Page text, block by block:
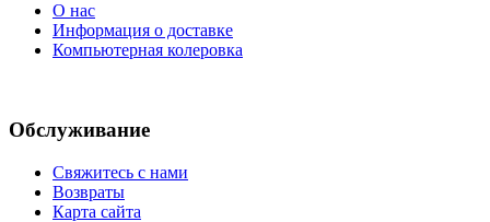
О нас
Информация о доставке
Компьютерная колеровка
Обслуживание
Свяжитесь с нами
Возвраты
Карта сайта